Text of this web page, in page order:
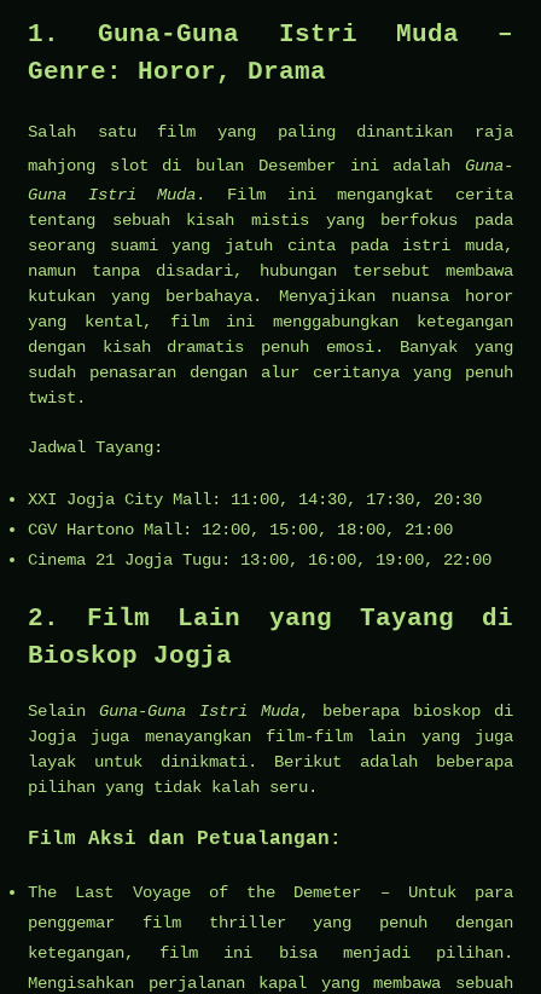
1. Guna-Guna Istri Muda –
Genre: Horor, Drama
Salah satu film yang paling dinantikan raja
mahjong slot di bulan Desember ini adalahGuna-
Guna Istri Muda. Film ini mengangkat cerita
tentang sebuah kisah mistis yang berfokus pada
seorang suami yang jatuh cinta pada istri muda,
namun tanpa disadari, hubungan tersebut membawa
kutukan yang berbahaya. Menyajikan nuansa horor
yang kental, film ini menggabungkan ketegangan
dengan kisah dramatis penuh emosi. Banyak yang
sudah penasaran dengan alur ceritanya yang penuh
twist.
Jadwal Tayang:
XXI Jogja City Mall: 11:00, 14:30, 17:30, 20:30
CGV Hartono Mall: 12:00, 15:00, 18:00, 21:00
Cinema 21 Jogja Tugu: 13:00, 16:00, 19:00, 22:00
2. Film Lain yang Tayang di
Bioskop Jogja
Selain Guna-Guna Istri Muda, beberapa bioskop di
Jogja juga menayangkan film-film lain yang juga
layak untuk dinikmati. Berikut adalah beberapa
pilihan yang tidak kalah seru.
Film Aksi dan Petualangan:
The Last Voyage of the Demeter – Untuk para
penggemar film thriller yang penuh dengan
ketegangan, film ini bisa menjadi pilihan.
Mengisahkan perjalanan kapal yang membawa sebuah